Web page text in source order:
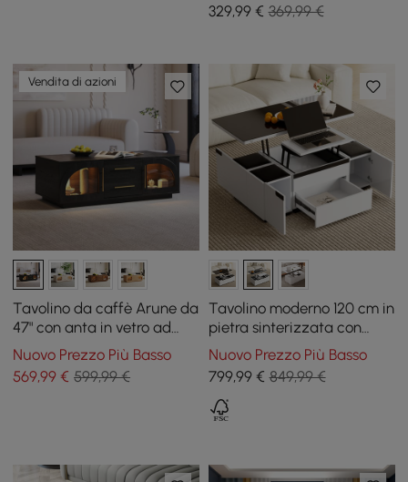
329,99€ 369,99 €
Vendita di azioni
Tavolino da caffè Arune da
47" con anta in vetro ad
arco e LED
Nuovo Prezzo Più Basso
569,99 € 599,99 €
Tavolino moderno 120 cm in
pietra sinterizzata con
piano sollevabile e cassetti
Nuovo Prezzo Più Basso
799,99€ 849,99 €